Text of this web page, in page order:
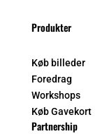
Produkter
Køb billeder
Foredrag
Workshops
Køb Gavekort
Partnership